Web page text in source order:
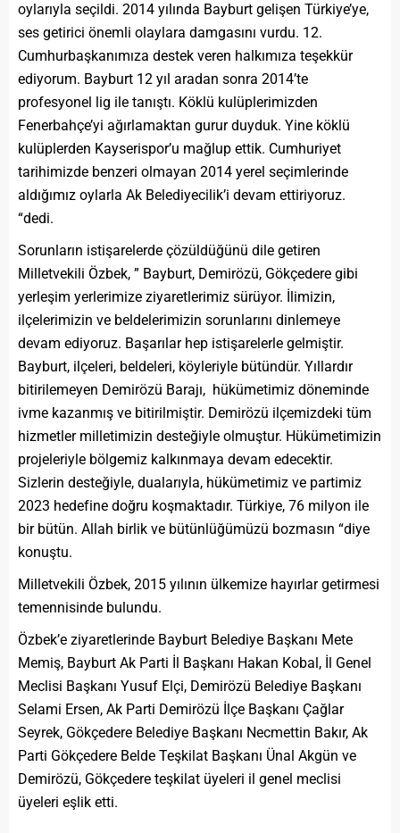
oylarıyla seçildi. 2014 yılında Bayburt gelişen Türkiye’ye,
ses getirici önemli olaylara damgasını vurdu. 12.
Cumhurbaşkanımıza destek veren halkımıza teşekkür
ediyorum. Bayburt 12 yıl aradan sonra 2014’te
profesyonel lig ile tanıştı. Köklü kulüplerimizden
Fenerbahçe’yi ağırlamaktan gurur duyduk. Yine köklü
kulüplerden Kayserispor’u mağlup ettik. Cumhuriyet
tarihimizde benzeri olmayan 2014 yerel seçimlerinde
aldığımız oylarla Ak Belediyecilik’i devam ettiriyoruz.
“dedi.
Sorunların istişarelerde çözüldüğünü dile getiren
Milletvekili Özbek, ” Bayburt, Demirözü, Gökçedere gibi
yerleşim yerlerimize ziyaretlerimiz sürüyor. İlimizin,
ilçelerimizin ve beldelerimizin sorunlarını dinlemeye
devam ediyoruz. Başarılar hep istişarelerle gelmiştir.
Bayburt, ilçeleri, beldeleri, köyleriyle bütündür. Yıllardır
bitirilemeyen Demirözü Barajı, hükümetimiz döneminde
ivme kazanmış ve bitirilmiştir. Demirözü ilçemizdeki tüm
hizmetler milletimizin desteğiyle olmuştur. Hükümetimizin
projeleriyle bölgemiz kalkınmaya devam edecektir.
Sizlerin desteğiyle, dualarıyla, hükümetimiz ve partimiz
2023 hedefine doğru koşmaktadır. Türkiye, 76 milyon ile
bir bütün. Allah birlik ve bütünlüğümüzü bozmasın “diye
konuştu.
Milletvekili Özbek, 2015 yılının ülkemize hayırlar getirmesi
temennisinde bulundu.
Özbek’e ziyaretlerinde Bayburt Belediye Başkanı Mete
Memiş, Bayburt Ak Parti İl Başkanı Hakan Kobal, İl Genel
Meclisi Başkanı Yusuf Elçi, Demirözü Belediye Başkanı
Selami Ersen, Ak Parti Demirözü İlçe Başkanı Çağlar
Seyrek, Gökçedere Belediye Başkanı Necmettin Bakır, Ak
Parti Gökçedere Belde Teşkilat Başkanı Ünal Akgün ve
Demirözü, Gökçedere teşkilat üyeleri il genel meclisi
üyeleri eşlik etti.